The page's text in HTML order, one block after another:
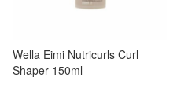
Wella Eimi Nutricurls Curl
Shaper 150ml